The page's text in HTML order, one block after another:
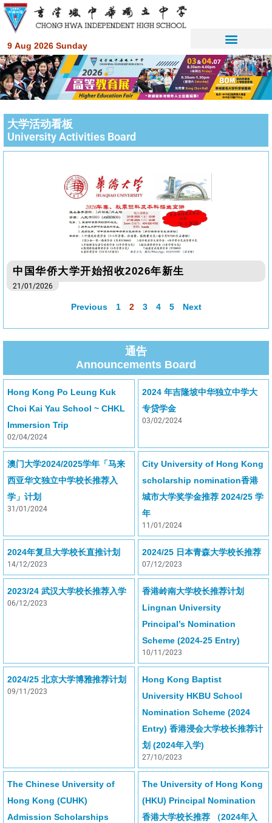
9 Aug 2026 Sunday
通告
Announcements Board
Hong Kong Po Leung Kuk
Choi Kai Yau School ~ CHKL
Immersion Trip
02/04/2024
2024 年吉隆坡中华独立中学大
专贷学金
03/02/2024
澳门大学2024/2025学年「马来
西亚华文独立中学校长推荐入
学」计划
31/01/2024
City University of Hong Kong
scholarship nomination香港
城市大学奖学金推荐 2024/25 学
年
11/01/2024
2024年复旦大学校长直推计划
14/12/2023
2024/25 日本青森大学校长推荐
07/12/2023
2023/24 武汉大学校长推荐入学
06/12/2023
香港岭南大学校长推荐计划
Lingnan University
Principal’s Nomination
Scheme (2024-25 Entry)
10/11/2023
2024/25 北京大学博雅推荐计划
09/11/2023
Hong Kong Baptist
University HKBU School
Nomination Scheme (2024
Entry) 香港浸会大学校长推荐计
划 (2024年入学)
27/10/2023
The Chinese University of
Hong Kong (CUHK)
Admission Scholarships
The University of Hong Kong
(HKU) Principal Nomination
香港大学校长推荐 （2024年入
大学活动看板
University Activities Board
中国华侨大学开始招收2026年新生
21/01/2026
Previous 1 2 3 4 5 Next